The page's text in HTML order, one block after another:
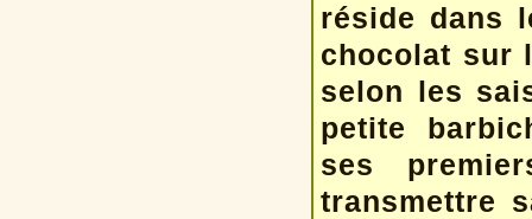
réside dans
chocolat sur
selon les
petite
ses
transmettre